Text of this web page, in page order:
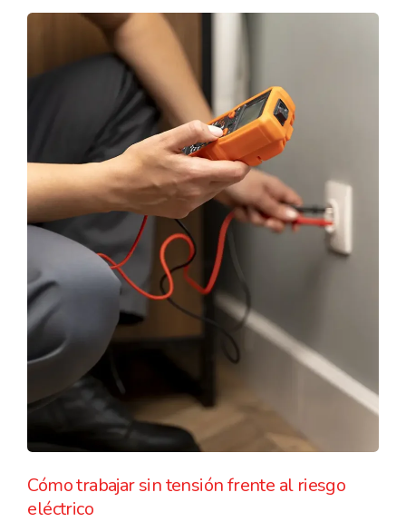
Cómo trabajar sin tensión frente al riesgo
eléctrico